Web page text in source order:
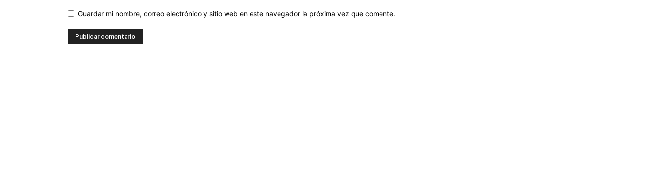
Guardar mi nombre, correo electrónico y sitio web en este navegador la próxima vez que comente.